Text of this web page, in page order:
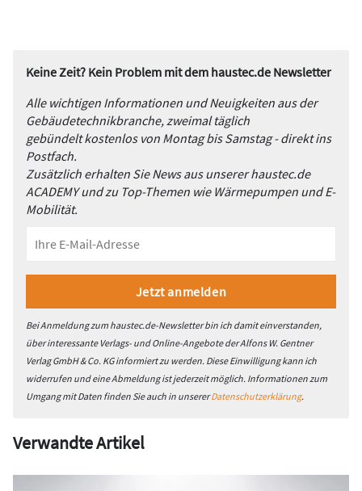
Keine Zeit? Kein Problem mit dem haustec.de Newsletter
Alle wichtigen Informationen und Neuigkeiten aus der
Gebäudetechnikbranche, zweimal täglich
gebündelt kostenlos von Montag bis Samstag - direkt ins
Postfach.
Zusätzlich erhalten Sie News aus unserer haustec.de
ACADEMY und zu Top-Themen wie Wärmepumpen und E-
Mobilität.
Bei Anmeldung zum haustec.de-Newsletter bin ich damit einverstanden,
über interessante Verlags- und Online-Angebote der Alfons W. Gentner
Verlag GmbH & Co. KG informiert zu werden. Diese Einwilligung kann ich
widerrufen und eine Abmeldung ist jederzeit möglich. Informationen zum
Umgang mit Daten finden Sie auch in unsererDatenschutzerklärung.
Verwandte Artikel